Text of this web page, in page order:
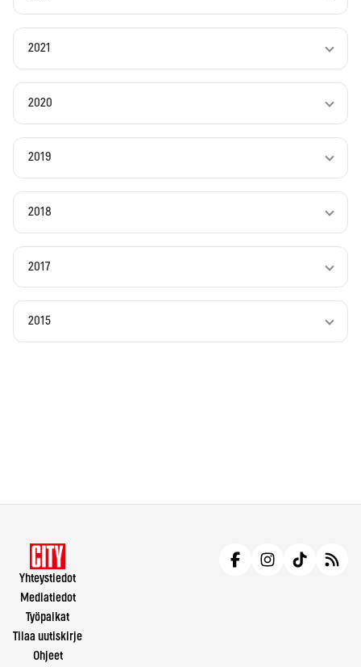
2021
2020
2019
2018
2017
2015
Yhteystiedot
Mediatiedot
Työpaikat
Tilaa uutiskirje
Ohjeet